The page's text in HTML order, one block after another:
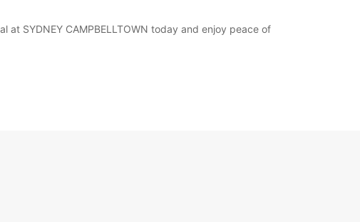
at SYDNEY CAMPBELLTOWN today and enjoy peace of